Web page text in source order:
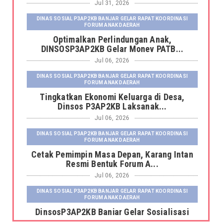
Jul 31, 2026
DINAS SOSIAL P3AP2KB BANJAR GELAR RAPAT KOORDINASI
FORUM ANAK DAERAH
Optimalkan Perlindungan Anak,
DINSOSP3AP2KB Gelar Monev PATB...
Jul 06, 2026
DINAS SOSIAL P3AP2KB BANJAR GELAR RAPAT KOORDINASI
FORUM ANAK DAERAH
Tingkatkan Ekonomi Keluarga di Desa,
Dinsos P3AP2KB Laksanak...
Jul 06, 2026
DINAS SOSIAL P3AP2KB BANJAR GELAR RAPAT KOORDINASI
FORUM ANAK DAERAH
Cetak Pemimpin Masa Depan, Karang Intan
Resmi Bentuk Forum A...
Jul 06, 2026
DINAS SOSIAL P3AP2KB BANJAR GELAR RAPAT KOORDINASI
FORUM ANAK DAERAH
DinsosP3AP2KB Banjar Gelar Sosialisasi